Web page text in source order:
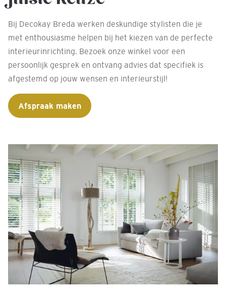
Bij Decokay Breda werken deskundige stylisten die je
met enthousiasme helpen bij het kiezen van de perfecte
interieurinrichting. Bezoek onze winkel voor een
persoonlijk gesprek en ontvang advies dat specifiek is
afgestemd op jouw wensen en interieurstijl!
Afspraak maken